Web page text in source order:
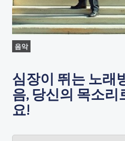
음악
심장이 뛰는 노래
음, 당신의 목소리
요!